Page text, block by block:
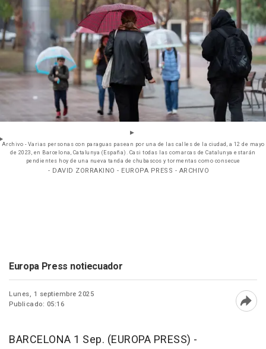
Archivo - Varias personas con paraguas pasean por una de las calles de la ciudad, a 12 de mayo
de 2023, en Barcelona, Catalunya (España). Casi todas las comarcas de Catalunya estarán
pendientes hoy de una nueva tanda de chubascos y tormentas como consecue
- DAVID ZORRAKINO - EUROPA PRESS - ARCHIVO
Europa Press notiecuador
Lunes, 1 septiembre 2025
Publicado: 05:16
BARCELONA 1 Sep. (EUROPA PRESS) -